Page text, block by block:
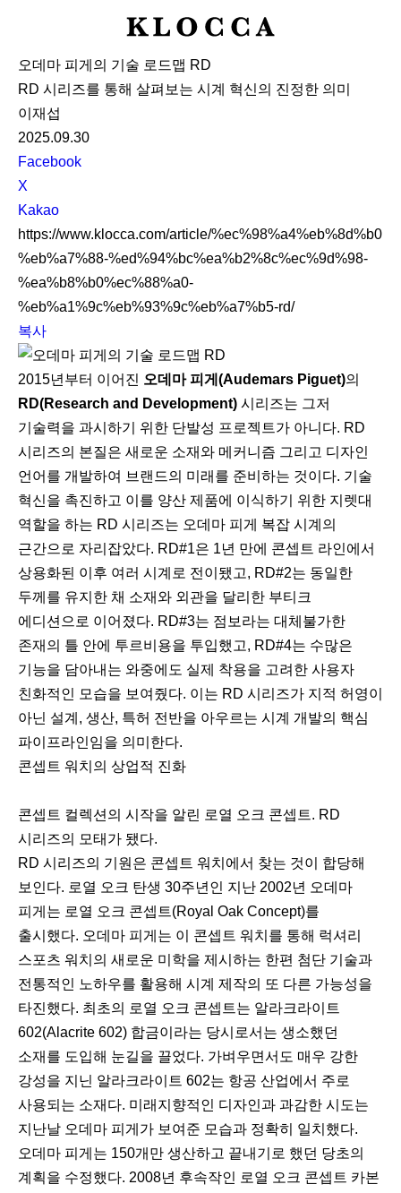
K
O
C
오데마 피게의 기술 로드맵 RD
RD 시리즈를 통해 살펴보는 시계 혁신의 진정한 의미
이재섭
2025.09.30
S
N
S
S
h
a
r
e
Facebook
X
Kakao
https://www.klocca.com/article/%ec%98%a4%eb%8d%b0
%eb%a7%88-%ed%94%bc%ea%b2%8c%ec%9d%98-
%ea%b8%b0%ec%88%a0-
%eb%a1%9c%eb%93%9c%eb%a7%b5-rd/
복사
2015년부터 이어진 오데마 피게(Audemars Piguet)의
RD(Research and Development) 시리즈는 그저
기술력을 과시하기 위한 단발성 프로젝트가 아니다. RD
시리즈의 본질은 새로운 소재와 메커니즘 그리고 디자인
언어를 개발하여 브랜드의 미래를 준비하는 것이다. 기술
혁신을 촉진하고 이를 양산 제품에 이식하기 위한 지렛대
역할을 하는 RD 시리즈는 오데마 피게 복잡 시계의
근간으로 자리잡았다. RD#1은 1년 만에 콘셉트 라인에서
상용화된 이후 여러 시계로 전이됐고, RD#2는 동일한
두께를 유지한 채 소재와 외관을 달리한 부티크
에디션으로 이어졌다. RD#3는 점보라는 대체불가한
존재의 틀 안에 투르비용을 투입했고, RD#4는 수많은
기능을 담아내는 와중에도 실제 착용을 고려한 사용자
친화적인 모습을 보여줬다. 이는 RD 시리즈가 지적 허영이
아닌 설계, 생산, 특허 전반을 아우르는 시계 개발의 핵심
파이프라인임을 의미한다.
콘셉트 워치의 상업적 진화
콘셉트 컬렉션의 시작을 알린 로열 오크 콘셉트. RD
시리즈의 모태가 됐다.
RD 시리즈의 기원은 콘셉트 워치에서 찾는 것이 합당해
보인다. 로열 오크 탄생 30주년인 지난 2002년 오데마
피게는 로열 오크 콘셉트(Royal Oak Concept)를
출시했다. 오데마 피게는 이 콘셉트 워치를 통해 럭셔리
스포츠 워치의 새로운 미학을 제시하는 한편 첨단 기술과
전통적인 노하우를 활용해 시계 제작의 또 다른 가능성을
타진했다. 최초의 로열 오크 콘셉트는 알라크라이트
602(Alacrite 602) 합금이라는 당시로서는 생소했던
소재를 도입해 눈길을 끌었다. 가벼우면서도 매우 강한
강성을 지닌 알라크라이트 602는 항공 산업에서 주로
사용되는 소재다. 미래지향적인 디자인과 과감한 시도는
지난날 오데마 피게가 보여준 모습과 정확히 일치했다.
오데마 피게는 150개만 생산하고 끝내기로 했던 당초의
계획을 수정했다. 2008년 후속작인 로열 오크 콘셉트 카본